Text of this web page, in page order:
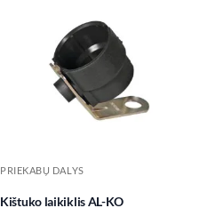
PRIEKABŲ DALYS
Kištuko laikiklis AL-KO